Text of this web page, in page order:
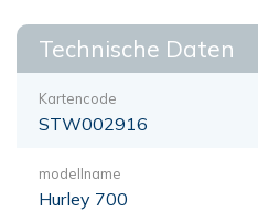
Technische Daten
Kartencode
STW002916
modellname
Hurley 700